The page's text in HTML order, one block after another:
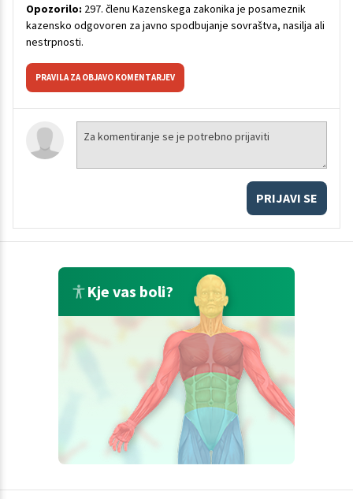
Opozorilo: 297. členu Kazenskega zakonika je posameznik
kazensko odgovoren za javno spodbujanje sovraštva, nasilja ali
nestrpnosti.
PRAVILA ZA OBJAVO KOMENTARJEV
PRIJAVI SE
Kje vas boli?